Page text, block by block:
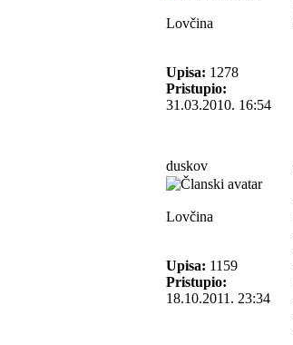
Lovčina
Upisa: 1278
Pristupio:
31.03.2010. 16:54
duskov
Lovčina
Upisa: 1159
Pristupio:
18.10.2011. 23:34